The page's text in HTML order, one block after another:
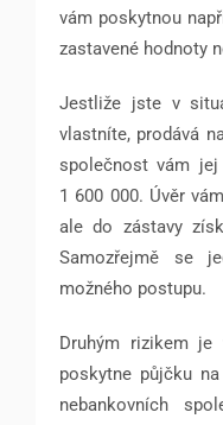
vám poskytnou
zastavené hodnoty
Jestliže jste v
vlastníte, prodává
společnost vám
1 600 000. Úvěr
ale do zástavy
Samozřejmě se
možného postupu.
Druhým rizikem je
poskytne půjčku
nebankovních